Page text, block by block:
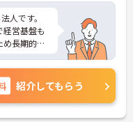
人です。
営基盤も
長期的な
で、経験が
って仕事
ど、さらに
相談くださ
紹介してもらう